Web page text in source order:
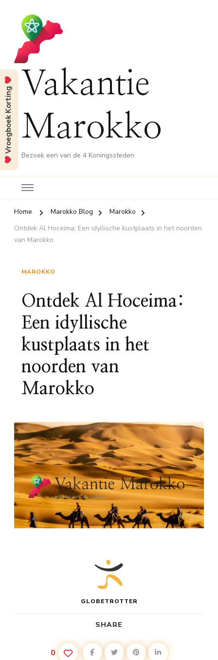
Vakantie
Marokko
Bezoek een van de 4 Koningssteden
Home Marokko Blog
Marokko
Ontdek Al Hoceima: Een idyllische kustplaats in het noorden
van Marokko
MAROKKO
Ontdek Al Hoceima:
Een idyllische
kustplaats in het
noorden van
Marokko
GLOBETROTTER
SHARE
0
Vroegboek Korting